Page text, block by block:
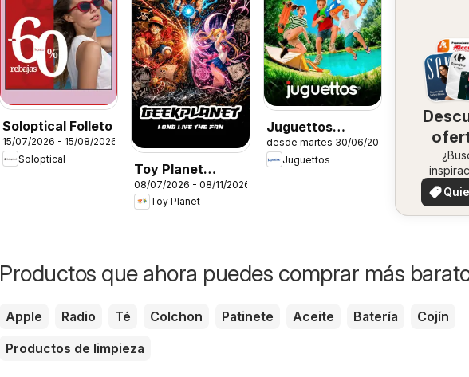
Soloptical Folleto
15/07/2026 - 15/08/2026
Soloptical
Toy Planet
Catálogo de
Geek Fan
08/07/2026 - 08/11/2026
Toy Planet
Juguettos
Catálogo
desde martes 30/06/2026
Juguettos
en
¡Vea
ofertas
ver
Productos que ahora puedes comprar más
Apple Radio Té Colchon Patinete Aceite Batería
Cojín
Productos de limpieza